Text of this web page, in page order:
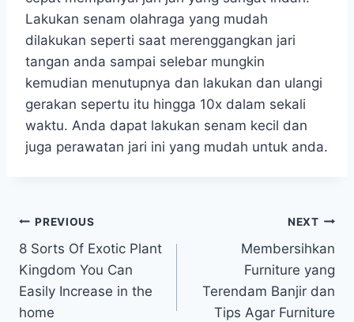
Lakukan senam olahraga yang mudah
dilakukan seperti saat merenggangkan jari
tangan anda sampai selebar mungkin
kemudian menutupnya dan lakukan dan ulangi
gerakan sepertu itu hingga 10x dalam sekali
waktu. Anda dapat lakukan senam kecil dan
juga perawatan jari ini yang mudah untuk anda.
Post
navigation
PREVIOUS
8 Sorts Of Exotic Plant
Kingdom You Can
Easily Increase in the
home
NEXT
Membersihkan
Furniture yang
Terendam Banjir dan
Tips Agar Furniture